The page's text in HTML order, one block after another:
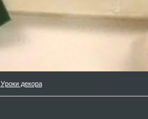
Уроки декора